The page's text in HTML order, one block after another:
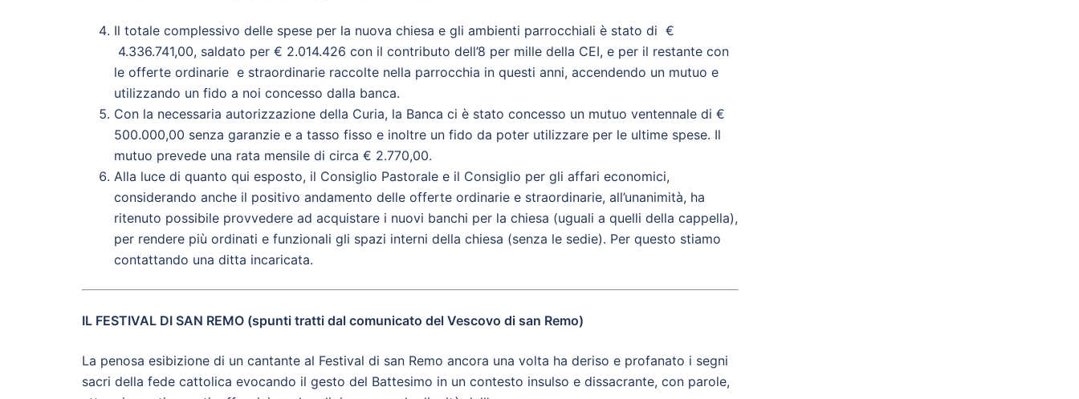
Il totale complessivo delle spese per la nuova chiesa e gli ambienti parrocchiali è stato di €
4.336.741,00, saldato per € 2.014.426 con il contributo dell’8 per mille della CEI, e per il restante con
le offerte ordinarie e straordinarie raccolte nella parrocchia in questi anni, accendendo un mutuo e
utilizzando un fido a noi concesso dalla banca.
Con la necessaria autorizzazione della Curia, la Banca ci è stato concesso un mutuo ventennale di €
500.000,00 senza garanzie e a tasso fisso e inoltre un fido da poter utilizzare per le ultime spese. Il
mutuo prevede una rata mensile di circa € 2.770,00.
Alla luce di quanto qui esposto, il Consiglio Pastorale e il Consiglio per gli affari economici,
considerando anche il positivo andamento delle offerte ordinarie e straordinarie, all’unanimità, ha
ritenuto possibile provvedere ad acquistare i nuovi banchi per la chiesa (uguali a quelli della cappella),
per rendere più ordinati e funzionali gli spazi interni della chiesa (senza le sedie). Per questo stiamo
contattando una ditta incaricata.
IL FESTIVAL DI SAN REMO (spunti tratti dal comunicato del Vescovo di san Remo)
La penosa esibizione di un cantante al Festival di san Remo ancora una volta ha deriso e profanato i segni
sacri della fede cattolica evocando il gesto del Battesimo in un contesto insulso e dissacrante, con parole,